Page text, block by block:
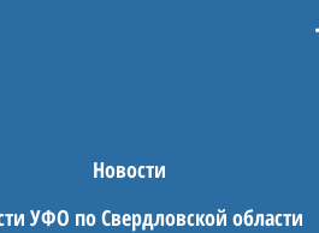
Новости
УФО по Свердловской области